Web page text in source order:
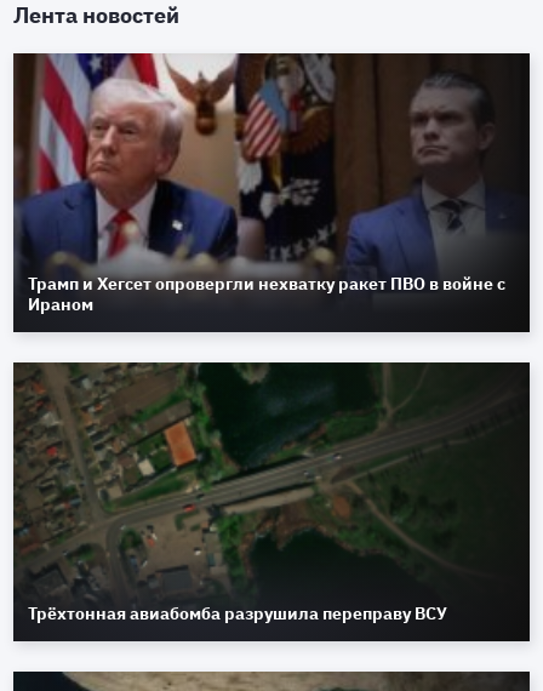
Лента новостей
Трамп и Хегсет опровергли нехватку ракет ПВО в войне с
Ираном
Трёхтонная авиабомба разрушила переправу ВСУ